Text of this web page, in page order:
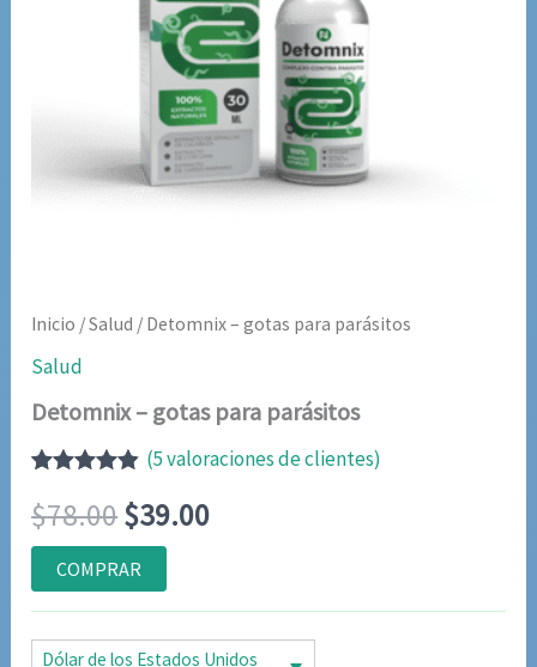
Inicio /Salud / Detomnix – gotas para parásitos
Salud
Detomnix – gotas para parásitos
con4.80de
5 en base
a
valoraciones
de clientes
(5valoraciones de clientes)
$78.00El
precio
original
$39.00El
actual
COMPRAR
Dólar de los Estados Unidos